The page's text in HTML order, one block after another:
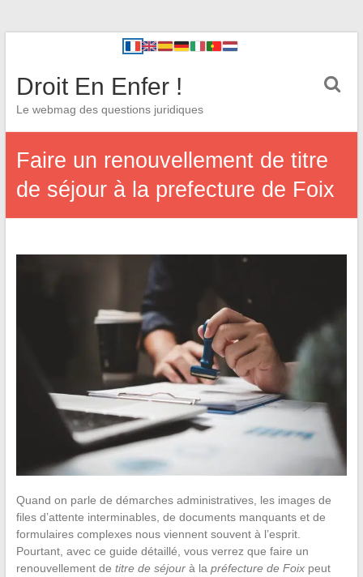
Droit En Enfer !
Le webmag des questions juridiques
Faire un renouvellement de titre
de séjour à la prefecture de Foix
Quand on parle de démarches administratives, les images de
files d’attente interminables, de documents manquants et de
formulaires complexes nous viennent souvent à l’esprit.
Pourtant, avec ce guide détaillé, vous verrez que faire un
renouvellement de titre de séjourà la préfecture de Foixpeut